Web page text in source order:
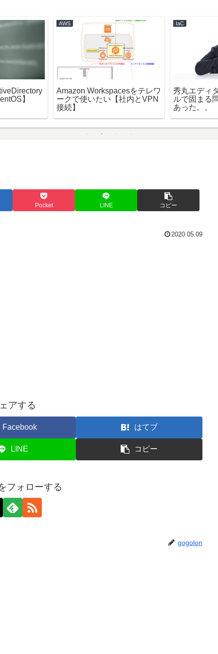
】
AWS
Amazon Workspacesをテレワ
ークで使いたい【社内とVPN
接続】
IaC
秀丸エディ
ルで固まる
あった。。
Pocket LINE コピー
2020.05.09
アする
Facebook はてブ
LINE コピー
フォローする
gogolon